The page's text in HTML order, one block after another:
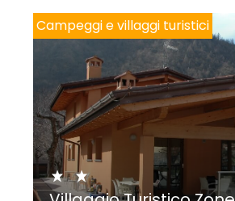
Campeggi e villaggi turistici